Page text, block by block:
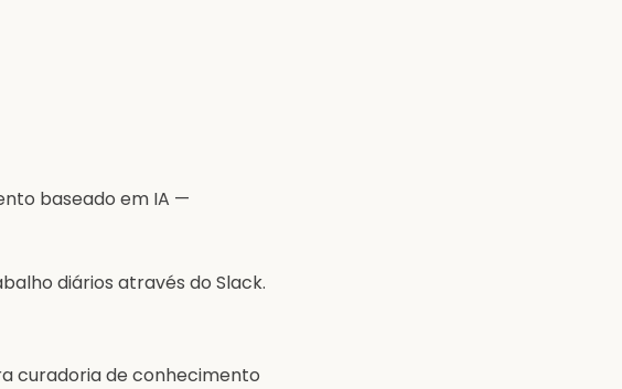
baseado em IA —
diários através do Slack.
curadoria de conhecimento